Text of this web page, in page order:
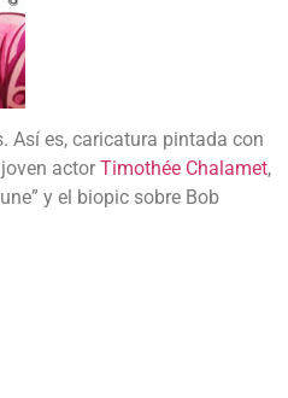
Así es, caricatura pintada con
actor Timothée Chalamet,
y el biopic sobre Bob